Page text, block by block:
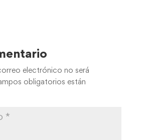
electrónico no será
obligatorios están